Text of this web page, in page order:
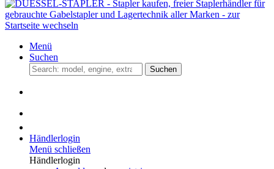
Menü
Suchen
Suchen
Händlerlogin
Menü schließen
Händlerlogin